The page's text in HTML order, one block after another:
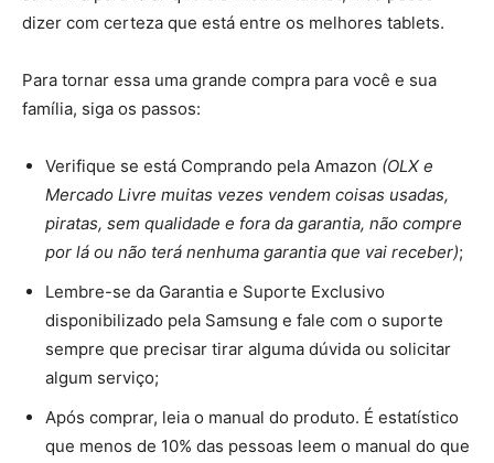
dizer com certeza que está entre os melhores tablets.
Para tornar essa uma grande compra para você e sua
família, siga os passos:
Verifique se está Comprando pela Amazon (OLX e
Mercado Livre muitas vezes vendem coisas usadas,
piratas, sem qualidade e fora da garantia, não compre
por lá ou não terá nenhuma garantia que vai receber);
Lembre-se da Garantia e Suporte Exclusivo
disponibilizado pela Samsung e fale com o suporte
sempre que precisar tirar alguma dúvida ou solicitar
algum serviço;
Após comprar, leia o manual do produto. É estatístico
que menos de 10% das pessoas leem o manual do que